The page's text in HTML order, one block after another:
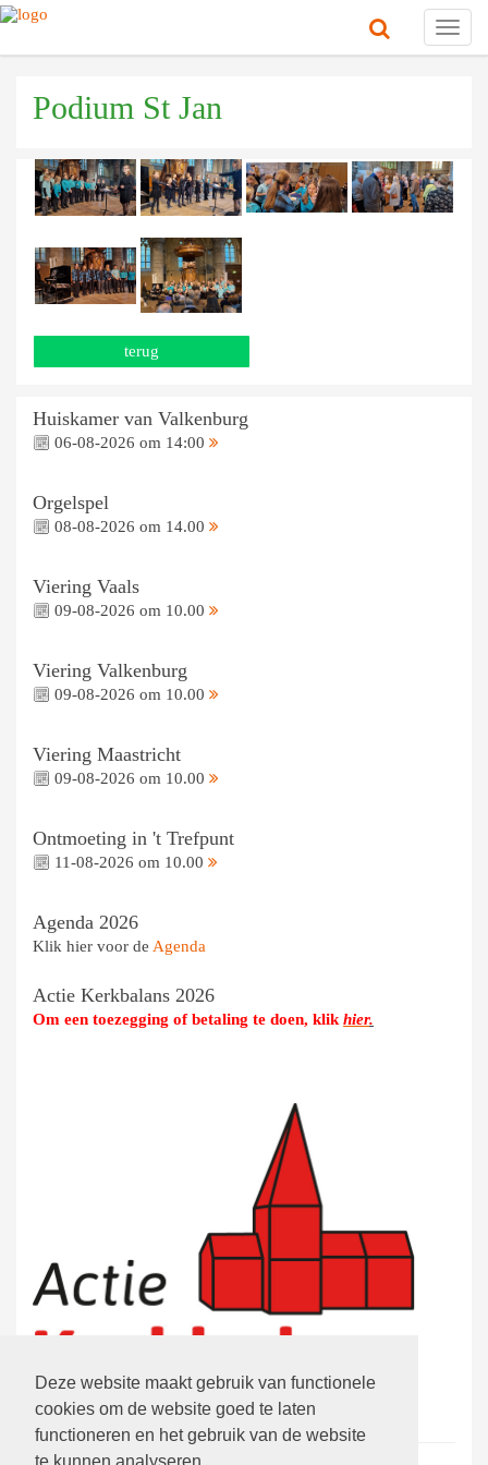
Deze website maakt gebruik van functionele
cookies om de website goed te laten
functioneren en het gebruik van de website
te kunnen analyseren.
Podium St Jan
terug
Huiskamer van Valkenburg
06-08-2026 om 14:00
Orgelspel
08-08-2026 om 14.00
Viering Vaals
09-08-2026 om 10.00
Viering Valkenburg
09-08-2026 om 10.00
Viering Maastricht
09-08-2026 om 10.00
Ontmoeting in 't Trefpunt
11-08-2026 om 10.00
Agenda 2026
Klik hier voor de Agenda
Actie Kerkbalans 2026
Om een toezegging of betaling te doen, klik hier.